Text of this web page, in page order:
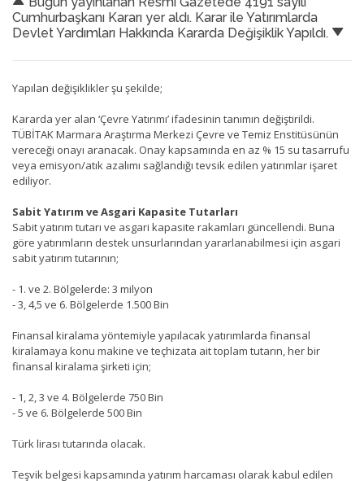
Cumhurbaşkanı Kararı yer aldı. Karar ile Yatırımlarda
Devlet Yardımları Hakkında Kararda Değişiklik Yapıldı.
Yapılan değişiklikler şu şekilde;
Kararda yer alan ‘Çevre Yatırımı’ ifadesinin tanımın değiştirildi.
TÜBİTAK Marmara Araştırma Merkezi Çevre ve Temiz Enstitüsünün
vereceği onayı aranacak. Onay kapsamında en az % 15 su tasarrufu
veya emisyon/atık azalımı sağlandığı tevsik edilen yatırımlar işaret
ediliyor.
Sabit Yatırım ve Asgari Kapasite Tutarları
Sabit yatırım tutarı ve asgari kapasite rakamları güncellendi. Buna
göre yatırımların destek unsurlarından yararlanabilmesi için asgari
sabit yatırım tutarının;
- 1. ve 2. Bölgelerde: 3 milyon
- 3, 4,5 ve 6. Bölgelerde 1.500 Bin
Finansal kiralama yöntemiyle yapılacak yatırımlarda finansal
kiralamaya konu makine ve teçhizata ait toplam tutarın, her bir
finansal kiralama şirketi için;
- 1, 2, 3 ve 4. Bölgelerde 750 Bin
- 5 ve 6. Bölgelerde 500 Bin
Türk lirası tutarında olacak.
Teşvik belgesi kapsamında yatırım harcaması olarak kabul edilen